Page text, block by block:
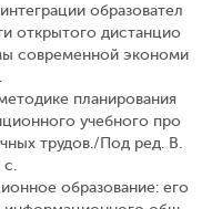
образовател
открытого дистанцио
современной экономи
планирования
учебного про
трудов./Под ред. В.
с.
образование: его